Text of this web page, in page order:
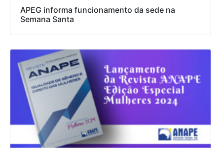
APEG informa funcionamento da sede na
Semana Santa